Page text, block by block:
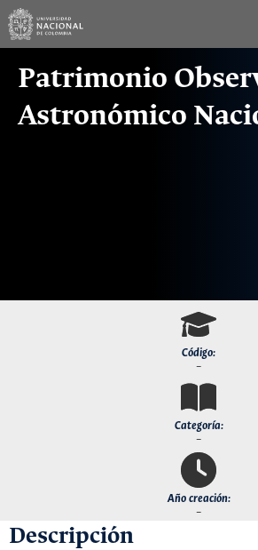
Saltar
contenido
Patrimonio
Astronómico
Código:
–
Categoría:
–
Año creación:
–
Descripción